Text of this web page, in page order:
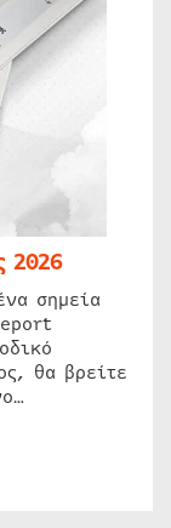
2026
σημεία
θα βρείτε